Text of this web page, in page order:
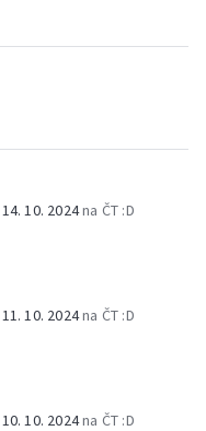
14. 10. 2024na ČT :D
11. 10. 2024na ČT :D
10. 10. 2024na ČT :D